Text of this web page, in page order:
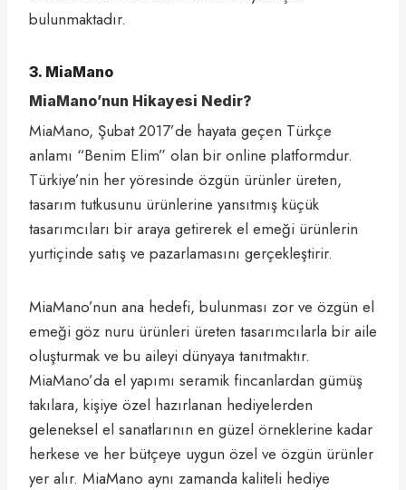
bulunmaktadır.
3. MiaMano
MiaMano’nun Hikayesi Nedir?
MiaMano, Şubat 2017’de hayata geçen Türkçe
anlamı “Benim Elim” olan bir online platformdur.
Türkiye’nin her yöresinde özgün ürünler üreten,
tasarım tutkusunu ürünlerine yansıtmış küçük
tasarımcıları bir araya getirerek el emeği ürünlerin
yurtiçinde satış ve pazarlamasını gerçekleştirir.
MiaMano’nun ana hedefi, bulunması zor ve özgün el
emeği göz nuru ürünleri üreten tasarımcılarla bir aile
oluşturmak ve bu aileyi dünyaya tanıtmaktır.
MiaMano’da el yapımı seramik fincanlardan gümüş
takılara, kişiye özel hazırlanan hediyelerden
geleneksel el sanatlarının en güzel örneklerine kadar
herkese ve her bütçeye uygun özel ve özgün ürünler
yer alır. MiaMano aynı zamanda kaliteli hediye